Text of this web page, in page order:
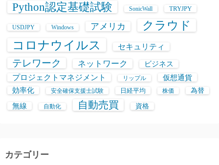
Python認定基礎試験 SonicWall TRYJPY
USDJPY Windows アメリカ クラウド
コロナウイルス セキュリティ
テレワーク ネットワーク ビジネス
プロジェクトマネジメント リップル 仮想通貨
効率化 安全確保支援士試験 日経平均 株価 為替
無線 自動化 自動売買 資格
カテゴリー